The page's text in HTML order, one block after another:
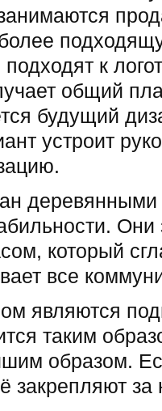
к
общий
будущий
устроит
который
все
являются
таким
образом.
закрепляют